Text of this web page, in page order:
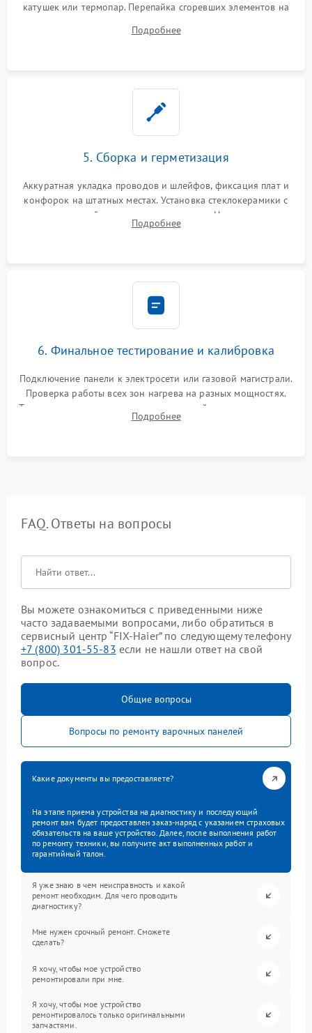
катушек или термопар. Перепайка сгоревших элементов на
дорожек. Очистка контактов и замена поврежденной
Подробнее
5. Сборка и герметизация
Аккуратная укладка проводов и шлейфов, фиксация плат и
конфорок на штатных местах. Установка стеклокерамики с
проверкой равномерности зазоров. Нанесение
термостойкого герметика или укладка уплотнительной
Подробнее
6. Финальное тестирование и калибровка
Подключение панели к электросети или газовой магистрали.
Проверка работы всех зон нагрева на разных мощностях.
Тестирование сенсорного управления, таймера, индикаторов
остаточного тепла и систем защиты от перегрева.
Подробнее
FAQ. Ответы на вопросы
Вы можете ознакомиться с приведенными ниже
часто задаваемыми вопросами, либо обратиться в
сервисный центр “FIX-Haier” по следующему телефону
+7 (800) 301-55-83 если не нашли ответ на свой
вопрос.
Общие вопросы
Вопросы по ремонту варочных панелей
Какие документы вы предоставляете?
На этапе приема устройства на диагностику и последующий
ремонт вам будет предоставлен заказ-наряд с указанием страховых
обязательств на ваше устройство. Далее, после выполнения работ
по ремонту техники, вы получите акт выполненных работ и
гарантийный талон.
Я уже знаю в чем неисправность и какой
ремонт необходим. Для чего проводить
диагностику?
Мне нужен срочный ремонт. Сможете
сделать?
Я хочу, чтобы мое устройство
ремонтировали при мне.
Я хочу, чтобы мое устройство
ремонтировалось только оригинальными
запчастями.